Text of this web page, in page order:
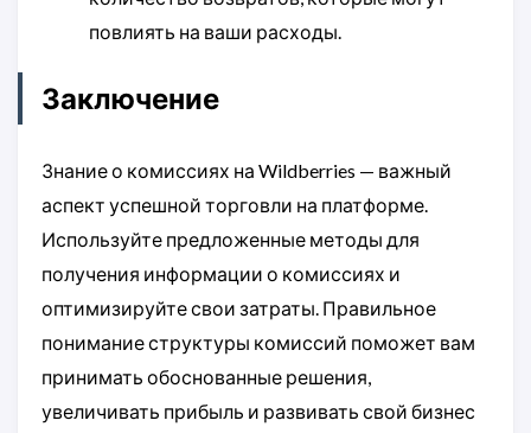
повлиять на ваши расходы.
Заключение
Знание о комиссиях на Wildberries — важный
аспект успешной торговли на платформе.
Используйте предложенные методы для
получения информации о комиссиях и
оптимизируйте свои затраты. Правильное
понимание структуры комиссий поможет вам
принимать обоснованные решения,
увеличивать прибыль и развивать свой бизнес